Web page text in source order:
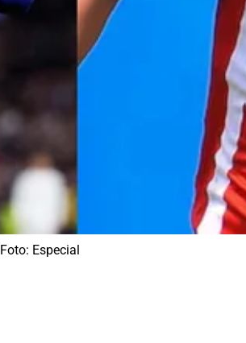
Especial